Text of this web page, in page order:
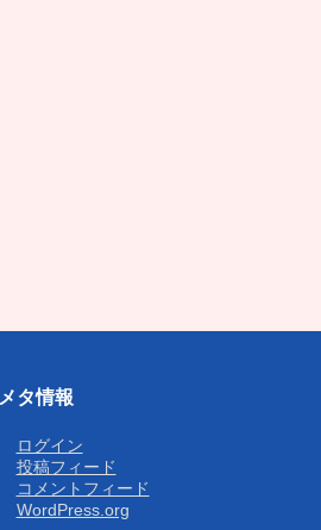
メタ情報
ログイン
投稿フィード
コメントフィード
WordPress.org